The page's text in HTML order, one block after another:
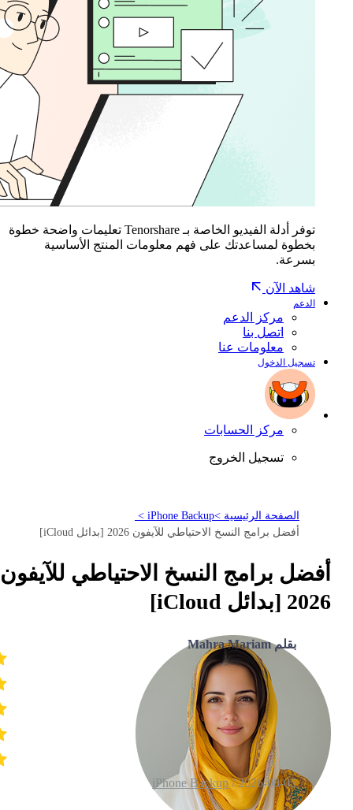
توفر أدلة الفيديو الخاصة بـ Tenorshare تعليمات واضحة خطوة
بخطوة لمساعدتك على فهم معلومات المنتج الأساسية
بسرعة.
شاهد الآن
الدعم
مركز الدعم
اتصل بنا
معلومات عنا
تسجيل الدخول
مركز الحسابات
تسجيل الخروج
الصفحة الرئيسية >iPhone Backup >
أفضل برامج النسخ الاحتياطي للآيفون 2026 [بدائل iCloud]
أفضل برامج النسخ الاحتياطي للآيفون
2026 [بدائل iCloud]
بقلم Mahra Mariam
2026-08-05 /
iPhone Backup